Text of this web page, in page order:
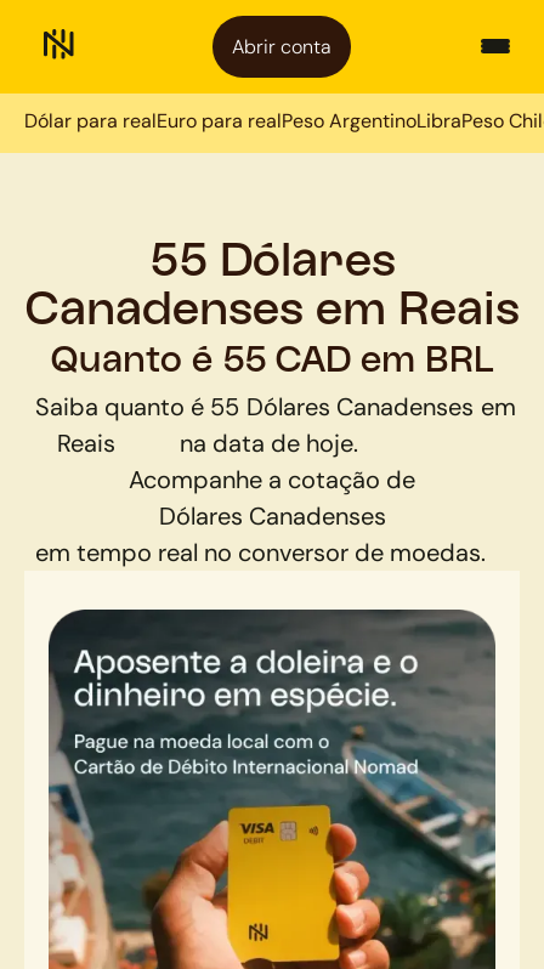
Abrir conta
Dólar para realEuro para realPeso ArgentinoLibraPeso
55 Dólares
Canadenses em Reais
Quanto é 55 CAD em BRL
Saiba quanto é 55 Dólares Canadenses em
Reais
na data de hoje.
Acompanhe a cotação de
Dólares Canadenses
em tempo real no conversor de moedas.